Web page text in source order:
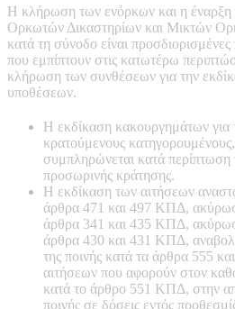
Η κλήρωση των ενόρκων και η
Ορκωτών Δικαστηρίων και Μικτών
κατά τη σύνοδο είναι
που εμπίπτουν στις κατωτέρω
κλήρωση των συνθέσεων για την
υποθέσεων.
Η εκδίκαση κακουργημάτων για
κρατούμενους
συμπληρώνεται κατά περίπτωση
προσωρινής κράτησης.
Η εκδίκαση των αιτήσεων
άρθρα 471 και 497 ΚΠΔ,
άρθρα 341 και 435 ΚΠΔ,
άρθρα 430 και 431 ΚΠΔ,
της ποινής κατά τα άρθρα 555
αιτήσεων που αφορούν στον
κατά το άρθρο 551 ΚΠΔ, στην
ποινής σε δόσεις εντός